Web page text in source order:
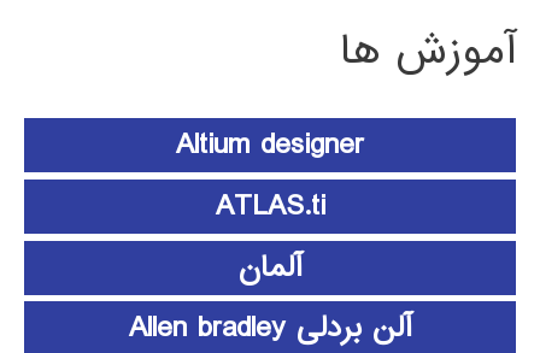
آموزش ها
Altium designer
ATLAS.ti
آلمان
آلن بردلی Allen bradley